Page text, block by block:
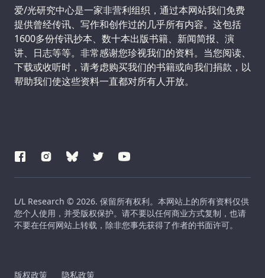
Support us:
爱/光研究中心是一家非营利组织，通过本网站我们免费
提供曾经传讯、写作和创作过的几乎所有内容。这包括
1600多份传讯抄本、数十本出版书籍、新闻简报、演
讲、日志等等。非常感谢您珍视我们的资料。当您阅读、
下载或收听时，请考虑购买我们的书籍或向我们捐款，以
帮助我们使这些资料一直都对所有人开放。
L/L Research © 2026. 保留所有权利。本网站上的所有资料仅供
您个人使用，并受版权保护。请不要以任何商业方式复制，也请
不要在任何网站上转载，除非您事先获得了作者的书面许可。
版权政策 隐私政策